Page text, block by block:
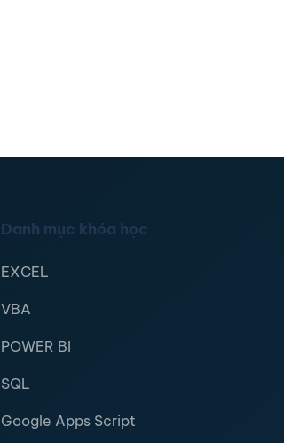
Danh mục khóa học
EXCEL
VBA
POWER BI
SQL
Google Apps Script